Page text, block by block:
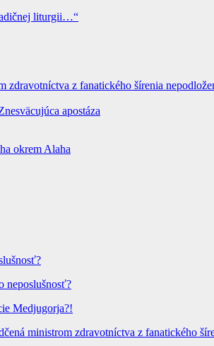
liturgii…“
z fanatického šírenia
apostáza
okrem Alaha
neposlušnosť?
Medjugorja?!
ministrom zdravotníctva z fanatického